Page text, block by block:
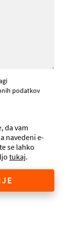
podatkov
da vam
navedeni e-
se lahko
tukaj.